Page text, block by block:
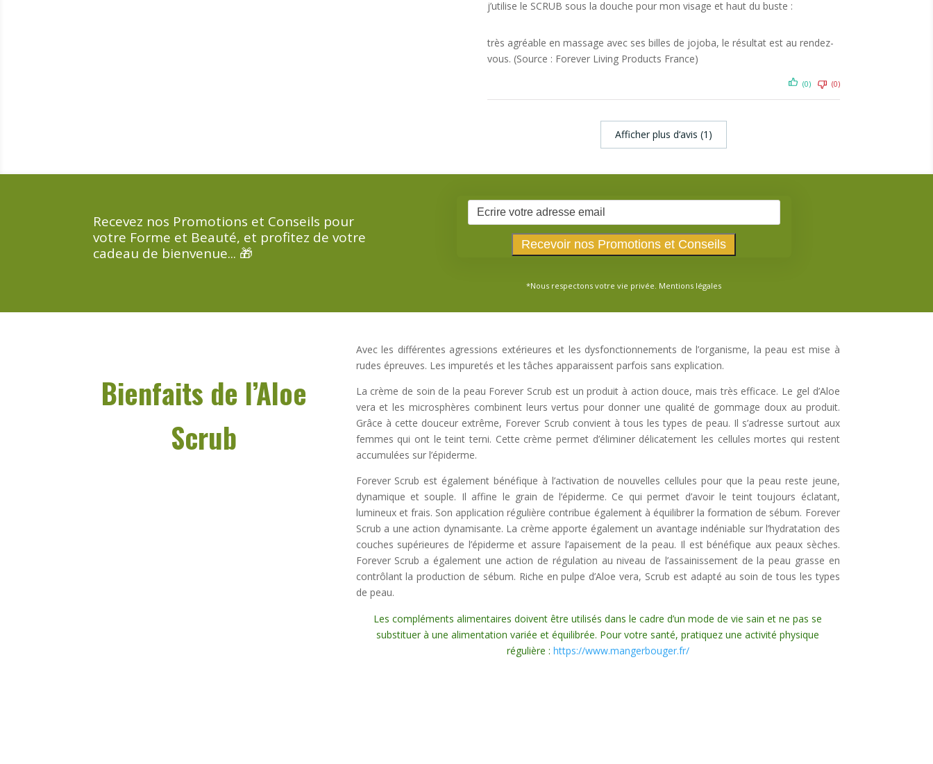
j’utilise le SCRUB sous la douche pour mon visage et haut du buste :
très agréable en massage avec ses billes de jojoba, le résultat est au rendez-
vous. (Source : Forever Living Products France)
(0) (0)
Afficher plus d‘avis (1)
Recevez nos Promotions et Conseils pour
votre Forme et Beauté, et profitez de votre
cadeau de bienvenue... 🎁
*Nous respectons votre vie privée. Mentions légales
Bienfaits de l’Aloe
Scrub
Avec les différentes agressions extérieures et les dysfonctionnements de l’organisme, la peau est mise à
rudes épreuves. Les impuretés et les tâches apparaissent parfois sans explication.
La crème de soin de la peau Forever Scrub est un produit à action douce, mais très efficace. Le gel d’Aloe
vera et les microsphères combinent leurs vertus pour donner une qualité de gommage doux au produit.
Grâce à cette douceur extrême, Forever Scrub convient à tous les types de peau. Il s’adresse surtout aux
femmes qui ont le teint terni. Cette crème permet d’éliminer délicatement les cellules mortes qui restent
accumulées sur l’épiderme.
Forever Scrub est également bénéfique à l’activation de nouvelles cellules pour que la peau reste jeune,
dynamique et souple. Il affine le grain de l’épiderme. Ce qui permet d’avoir le teint toujours éclatant,
lumineux et frais. Son application régulière contribue également à équilibrer la formation de sébum. Forever
Scrub a une action dynamisante. La crème apporte également un avantage indéniable sur l’hydratation des
couches supérieures de l’épiderme et assure l’apaisement de la peau. Il est bénéfique aux peaux sèches.
Forever Scrub a également une action de régulation au niveau de l’assainissement de la peau grasse en
contrôlant la production de sébum. Riche en pulpe d’Aloe vera, Scrub est adapté au soin de tous les types
de peau.
Les compléments alimentaires doivent être utilisés dans le cadre d’un mode de vie sain et ne pas se
substituer à une alimentation variée et équilibrée. Pour votre santé, pratiquez une activité physique
régulière : https://www.mangerbouger.fr/